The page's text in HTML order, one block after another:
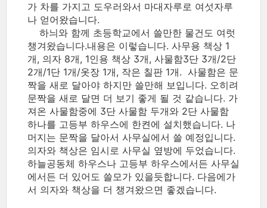
가 차를 가지고 도우러와서 마대자루로 여섯자루
나 얻어왔습니다.
하늬와 함께 초등학교에서 쓸만한 물건도 여럿
챙겨왔습니다.내용은 이렇습니다. 사무용 책상 1
개, 의자 8개, 1인용 책상 3개, 사물함3단 3개/2단
2개/1단 1개/옷장 1개, 작은 칠판 1개. 사물함은 문
짝을 새로 달아야 하지만 쓸만해 보입니다. 오히려
문짝을 새로 달면 더 보기 좋게 될 것 같습니다. 가
져온 사물함중에 3단 사물함 두개와 2단 사물함
하나를 고등부 하우스에 한켠에 설치했습니다. 나
머지는 문짝을 달아서 사무실에서 쓸 예정입니다.
의자와 책상은 임시로 사무실 옆방에 두었습니다.
하늘공동체 하우스나 고등부 하우스에서든 사무실
에서든 더 있어도 쓸모가 있을듯합니다. 다음에가
서 의자와 책상을 더 챙겨왔으면 좋겠습니다.